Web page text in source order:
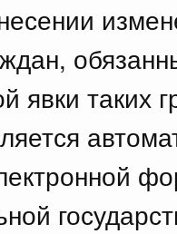
явки таких